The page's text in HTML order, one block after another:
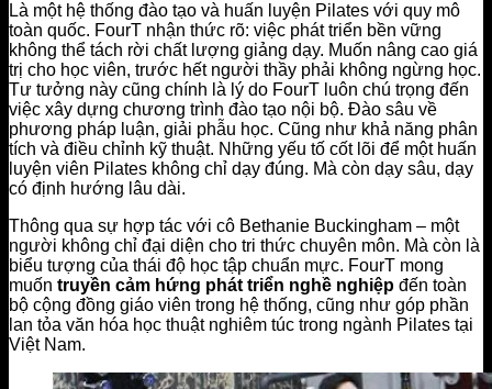
Là một hệ thống đào tạo và huấn luyện Pilates với quy mô
toàn quốc. FourT nhận thức rõ: việc phát triển bền vững
không thể tách rời chất lượng giảng dạy. Muốn nâng cao giá
trị cho học viên, trước hết người thầy phải không ngừng học.
Tư tưởng này cũng chính là lý do FourT luôn chú trọng đến
việc xây dựng chương trình đào tạo nội bộ. Đào sâu về
phương pháp luận, giải phẫu học. Cũng như khả năng phân
tích và điều chỉnh kỹ thuật. Những yếu tố cốt lõi để một huấn
luyện viên Pilates không chỉ dạy đúng. Mà còn dạy sâu, dạy
có định hướng lâu dài.
Thông qua sự hợp tác với cô Bethanie Buckingham – một
người không chỉ đại diện cho tri thức chuyên môn. Mà còn là
biểu tượng của thái độ học tập chuẩn mực. FourT mong
muốn truyền cảm hứng phát triển nghề nghiệp đến toàn
bộ cộng đồng giáo viên trong hệ thống, cũng như góp phần
lan tỏa văn hóa học thuật nghiêm túc trong ngành Pilates tại
Việt Nam.